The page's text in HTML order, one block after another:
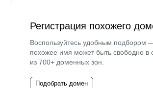
Регистрация похожего
Воспользуйтесь удобным подбором
похожее имя может быть свободно в
из 700+ доменных зон.
Подобрать домен